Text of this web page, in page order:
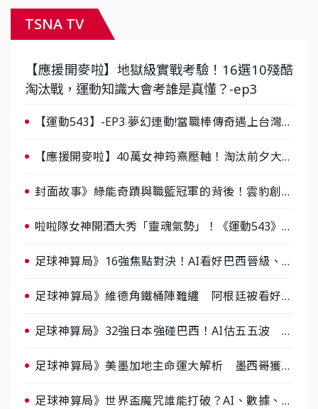
TSNA TV
【應援開麥啦】地獄級實戰考驗！16選10殘酷
淘汰戰，運動知識大會考誰是真懂？-ep3
【運動543】-EP3 夢幻連動!當職棒傳奇遇上台灣女
【應援開麥啦】40萬女神筠熹壓軸！淘汰前夕大混
封面故事》綠能奇蹟與職籃冠軍的背後！雲豹創辦
啦啦隊女神開酒大秀「靈魂氣勢」！《運動543》微
足球神算局》16強焦點對決！AI看好巴西晉級、數
足球神算局》維德角鐵桶陣難纏 阿根廷被看好下
足球神算局》32強日本強碰巴西！AI估五五波 牛
足球神算局》美墨加地主命運大解析 墨西哥獲數
足球神算局》世界盃魔咒誰能打破？AI、數據、塔